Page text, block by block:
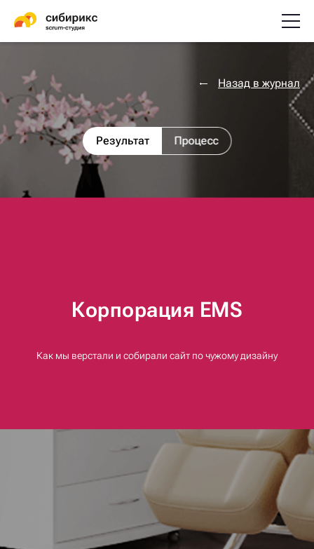
Назад в журнал
Результат Процесс
Корпорация EMS
Как мы верстали и собирали сайт по чужому дизайну